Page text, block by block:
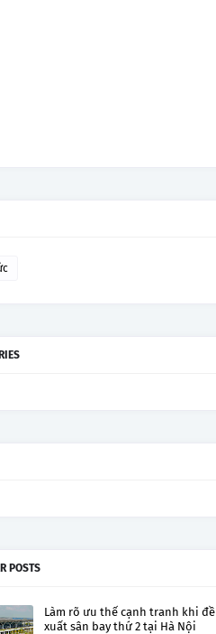
POSTS
Làm rõ ưu thế cạnh tranh khi đề
xuất sân bay thứ 2 tại Hà Nội